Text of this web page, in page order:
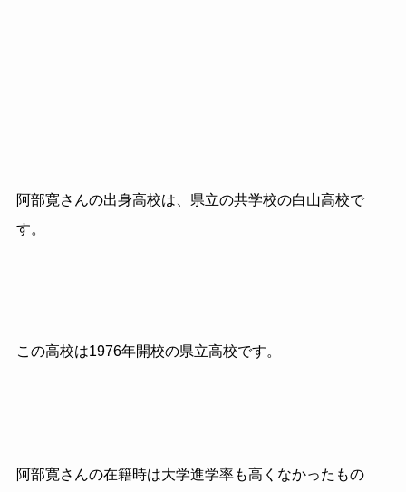
阿部寛さんの出身高校は、県立の共学校の白山高校で
す。
この高校は1976年開校の県立高校です。
阿部寛さんの在籍時は大学進学率も高くなかったもの